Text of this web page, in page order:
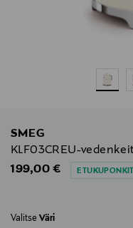
SMEG
KLF03CREU-
Original Price
199,00 €
Valitse Väri